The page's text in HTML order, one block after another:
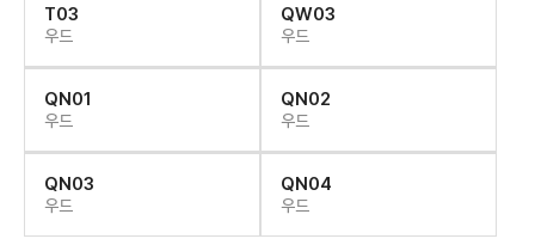
T03
우드
QW03
우드
QN01
우드
QN02
우드
QN03
우드
QN04
우드